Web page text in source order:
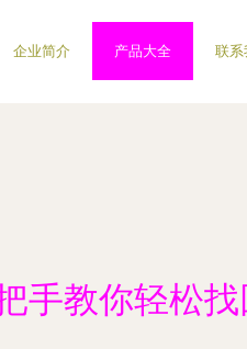
企业简介 产品大全 联系
手教你轻松找